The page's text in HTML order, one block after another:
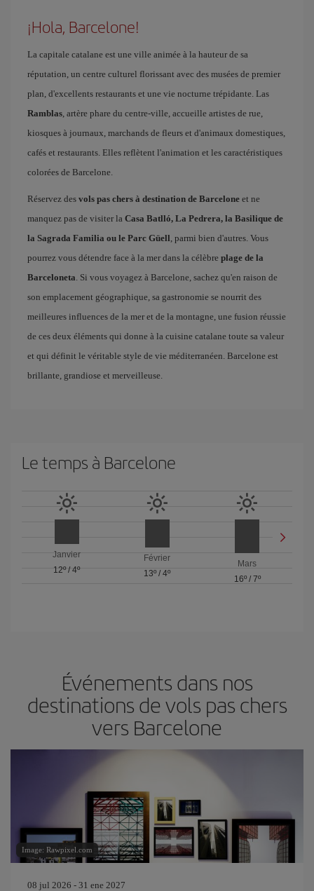
¡Hola, Barcelone!
La capitale catalane est une ville animée à la hauteur de sa
réputation, un centre culturel florissant avec des musées de premier
plan, d'excellents restaurants et une vie nocturne trépidante. Las
Ramblas, artère phare du centre-ville, accueille artistes de rue,
kiosques à journaux, marchands de fleurs et d'animaux domestiques,
cafés et restaurants. Elles reflètent l'animation et les caractéristiques
colorées de Barcelone.
Réservez des vols pas chers à destination de Barcelone et ne
manquez pas de visiter la Casa Batlló, La Pedrera, la Basilique de
la Sagrada Familia ou le Parc Güell, parmi bien d'autres. Vous
pourrez vous détendre face à la mer dans la célèbre plage de la
Barceloneta. Si vous voyagez à Barcelone, sachez qu'en raison de
son emplacement géographique, sa gastronomie se nourrit des
meilleures influences de la mer et de la montagne, une fusion réussie
de ces deux éléments qui donne à la cuisine catalane toute sa valeur
et qui définit le véritable style de vie méditerranéen. Barcelone est
brillante, grandiose et merveilleuse.
Le temps à Barcelone
Janvier
12º/4º
Février
13º / 4º
Mars
16º/ 7º
Événements dans nos
destinations de vols pas chers
vers Barcelone
Image: Rawpixel.com
08 jul 2026 - 31 ene 2027